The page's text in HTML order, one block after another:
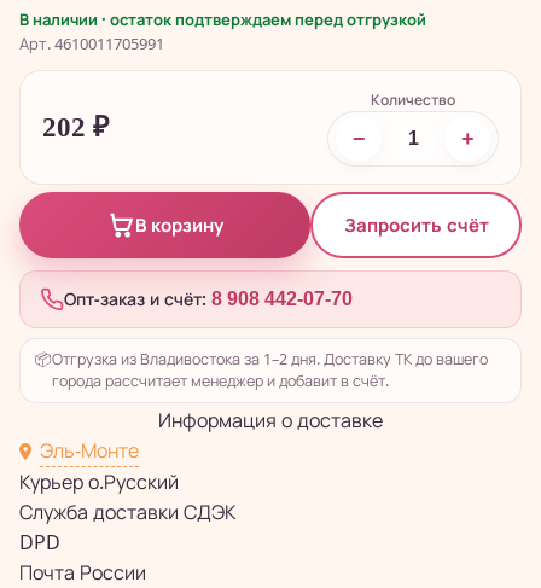
В наличии · остаток подтверждаем перед отгрузкой
Арт. 4610011705991
202 ₽
Количество
− +
В корзину Запросить счёт
Опт-заказ и счёт: 8 908 442-07-70
📦Отгрузка из Владивостока за 1–2 дня. Доставку ТК до вашего
города рассчитает менеджер и добавит в счёт.
Информация о доставке
Эль-Монте
Курьер о.Русский
Служба доставки СДЭК
DPD
Почта России